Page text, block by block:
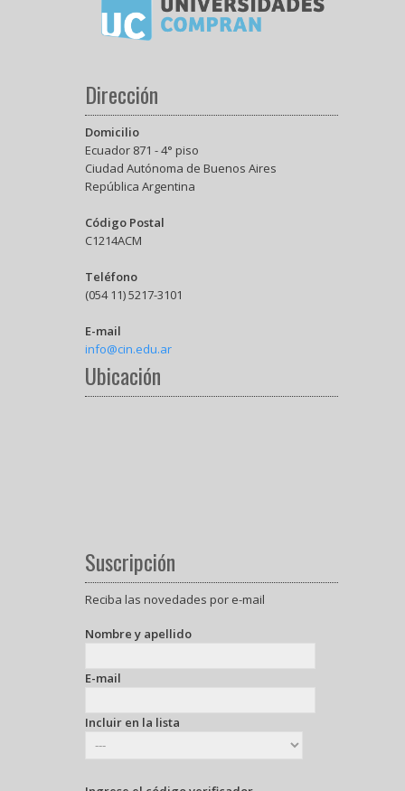
Dirección
Domicilio
Ecuador 871 - 4° piso
Ciudad Autónoma de Buenos Aires
República Argentina
Código Postal
C1214ACM
Teléfono
(054 11) 5217-3101
E-mail
info@cin.edu.ar
Ubicación
Suscripción
Reciba las novedades por e-mail
Nombre y apellido
E-mail
Incluir en la lista